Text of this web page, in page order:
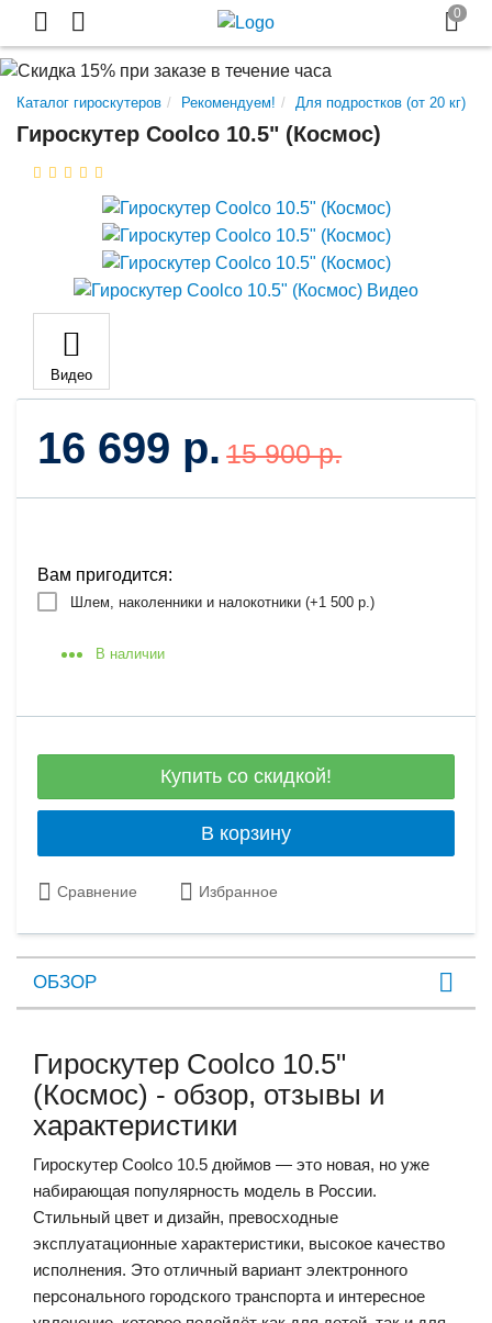
Каталог гироскутеров Рекомендуем! Для подростков (от 20 кг)
Гироскутер Coolco 10.5" (Космос)
Видео
16 699 р. 15 900 р.
Вам пригодится:
Шлем, наколенники и налокотники (+1 500 р.)
В наличии
Купить со скидкой!
В корзину
Сравнение Избранное
ОБЗОР
Гироскутер Coolco 10.5"
(Космос) - обзор, отзывы и
характеристики
Гироскутер Coolco 10.5 дюймов — это новая, но уже
набирающая популярность модель в России.
Стильный цвет и дизайн, превосходные
эксплуатационные характеристики, высокое качество
исполнения. Это отличный вариант электронного
персонального городского транспорта и интересное